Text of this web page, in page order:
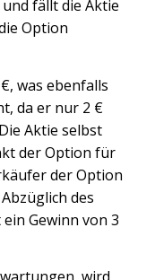
fällt die Aktie
Option
was ebenfalls
da er nur 2 €
Aktie selbst
der Option für
der Option
des
Gewinn von 3